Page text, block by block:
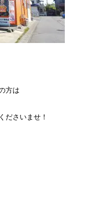
方は
ださいませ！